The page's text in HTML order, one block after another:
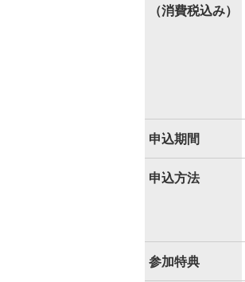
（消費税込み）
申込期間
申込方法
参加特典